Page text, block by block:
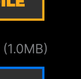
(1.0MB)